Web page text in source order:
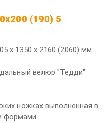
(190) 5
х 1350 х 2160 (2060) мм
велюр "Тедди"
ножках выполненная в
формами.